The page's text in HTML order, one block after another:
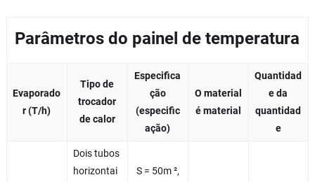
Parâmetros do painel de temperatura
Evaporado
r (T/h)
Tipo de
trocador
de calor
Especifica
ção
(especific
ação)
O material
é material
Quantidad
e da
quantidad
e
Dois tubos
horizontai
S = 50m ²,